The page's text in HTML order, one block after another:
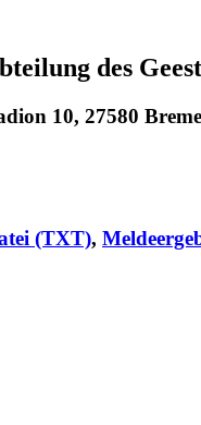
des
10, 27580
(TXT),